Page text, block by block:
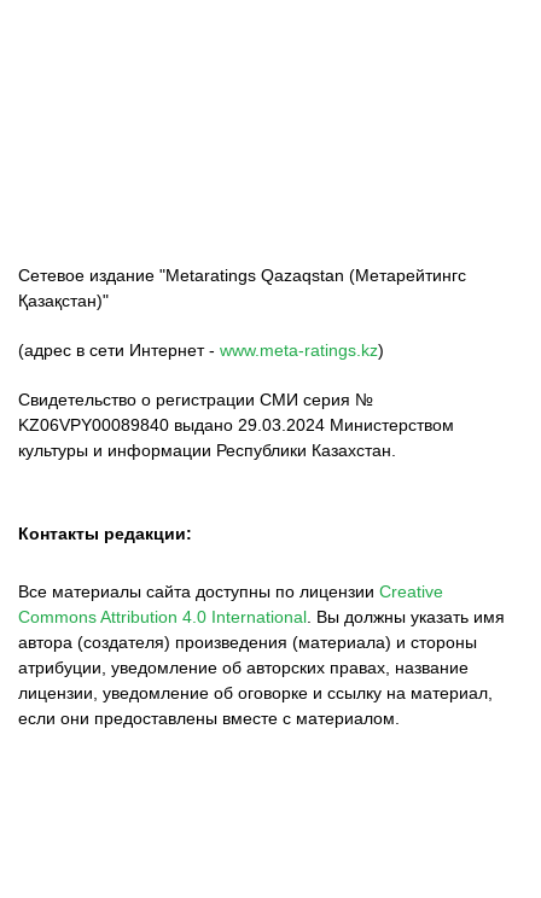
Сетевое издание "Metaratings Qazaqstan (Метарейтингс
Қазақстан)"
(адрес в сети Интернет - www.meta-ratings.kz)
Свидетельство о регистрации СМИ серия №
KZ06VPY00089840 выдано 29.03.2024 Министерством
культуры и информации Республики Казахстан.
Контакты редакции:
Все материалы сайта доступны по лицензии Creative
Commons Attribution 4.0 International Вы должны указать имя
автора (создателя) произведения (материала) и стороны
атрибуции, уведомление об авторских правах, название
лицензии, уведомление об оговорке и ссылку на материал,
если они предоставлены вместе с материалом.